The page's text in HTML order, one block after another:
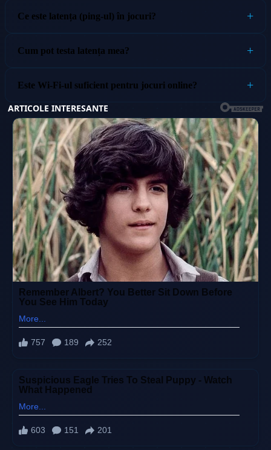
Ce este latența (ping-ul) în jocuri?
Cum pot testa latența mea?
Este Wi-Fi-ul suficient pentru jocuri online?